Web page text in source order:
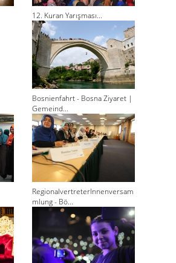
12. Kuran Yarışması...
Bosnienfahrt - Bosna Ziyaret |
Gemeind...
RegionalvertreterInnenversam
mlung - Bö...